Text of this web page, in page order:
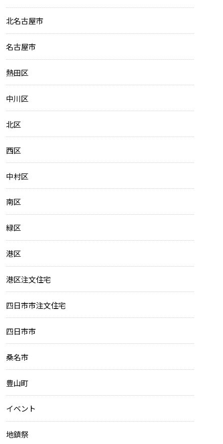
北名古屋市
名古屋市
熱田区
中川区
北区
西区
中村区
南区
緑区
港区
港区注文住宅
四日市市注文住宅
四日市市
桑名市
豊山町
イベント
地鎮祭